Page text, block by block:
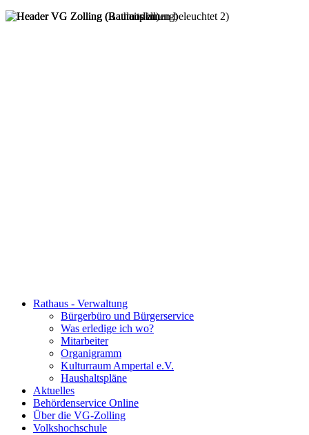
Rathaus - Verwaltung
Bürgerbüro und Bürgerservice
Was erledige ich wo?
Mitarbeiter
Organigramm
Kulturraum Ampertal e.V.
Haushaltspläne
Aktuelles
Behördenservice Online
Über die VG-Zolling
Volkshochschule